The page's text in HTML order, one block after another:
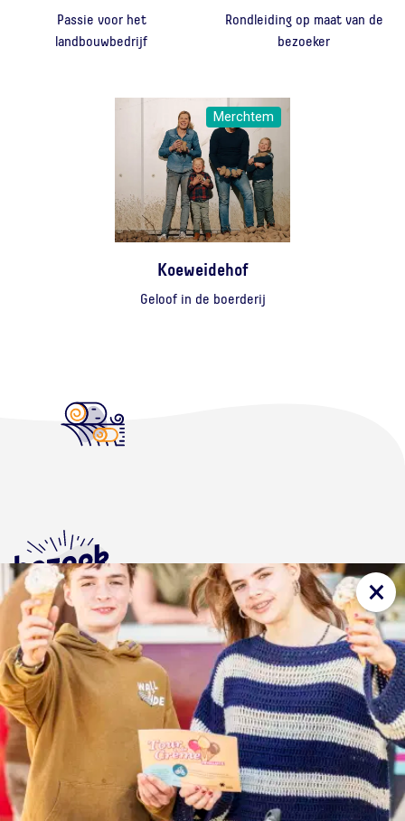
Passie voor het
landbouwbedrijf
Rondleiding op maat van de
bezoeker
Merchtem
Koeweidehof
Geloof in de boerderij
Bezoekboerderijen
Projecten
Wandelen of fietsen met een ijsje
×